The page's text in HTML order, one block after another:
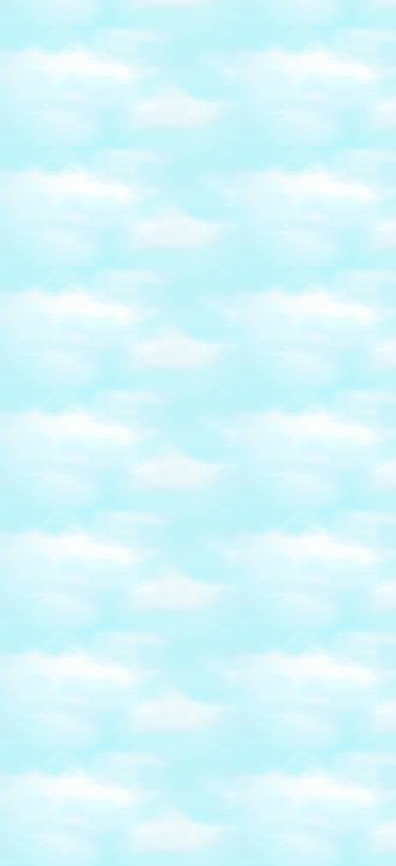
หนองบัวลำภู อุดร
ไปมาแล้วเซ็นทรัล ขอนแก่น
ลุง 500 ขี่มอเตอร์ไซต์ลุยเดี่ยวเที่ยวทั่วไทย(คลิป)
คุณป้าวัย 70 ปีเที่ยววนอุทยานคนเดียวเกือบทั่ว
รงแรม BANGKOK INTER PLACE
เดินรอบ"บึงแก่นนคร"(ครึ่งหลัง)2
ชวนเดินรอบ"บึงแก่นนคร" ขอนแก่น1
สวนดอกคูณ...ในวันนี้
น้ำตกตาดผาส้วม 10
น้ำตกตาดฟานและไร่ชา 8
รงแรมจำปาสักพาเลซ 7
เกาะดอนเด็ด ดอนคอน น้ำตกลี่ผี 6
น้ำตกคอนพะเพ็ง ไนแองการ่าแห่งเอเชีย 5
เดินทางไปลาวใต้ 2
วันพ่อ...ที่ศาลเจ้าพ่อหลักเมือง
ชอปปิ้ง งานเอ็กโปร์ปี2550
พ.ศ พอเพียง